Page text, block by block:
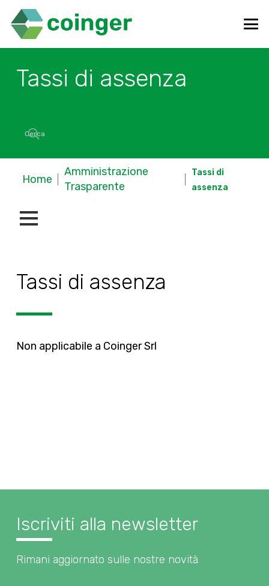
Tassi di assenza
Home
Amministrazione
Trasparente
Tassi di
assenza
Tassi di assenza
Non applicabile a Coinger Srl
Iscriviti alla newsletter
Rimani aggiornato sulle nostre novità